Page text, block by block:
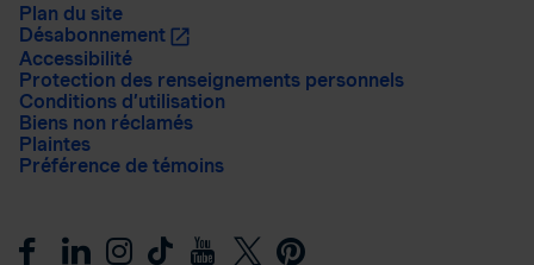
Plan du site
Désabonnement
Accessibilité
Protection des renseignements personnels
Conditions d’utilisation
Biens non réclamés
Plaintes
Préférence de témoins